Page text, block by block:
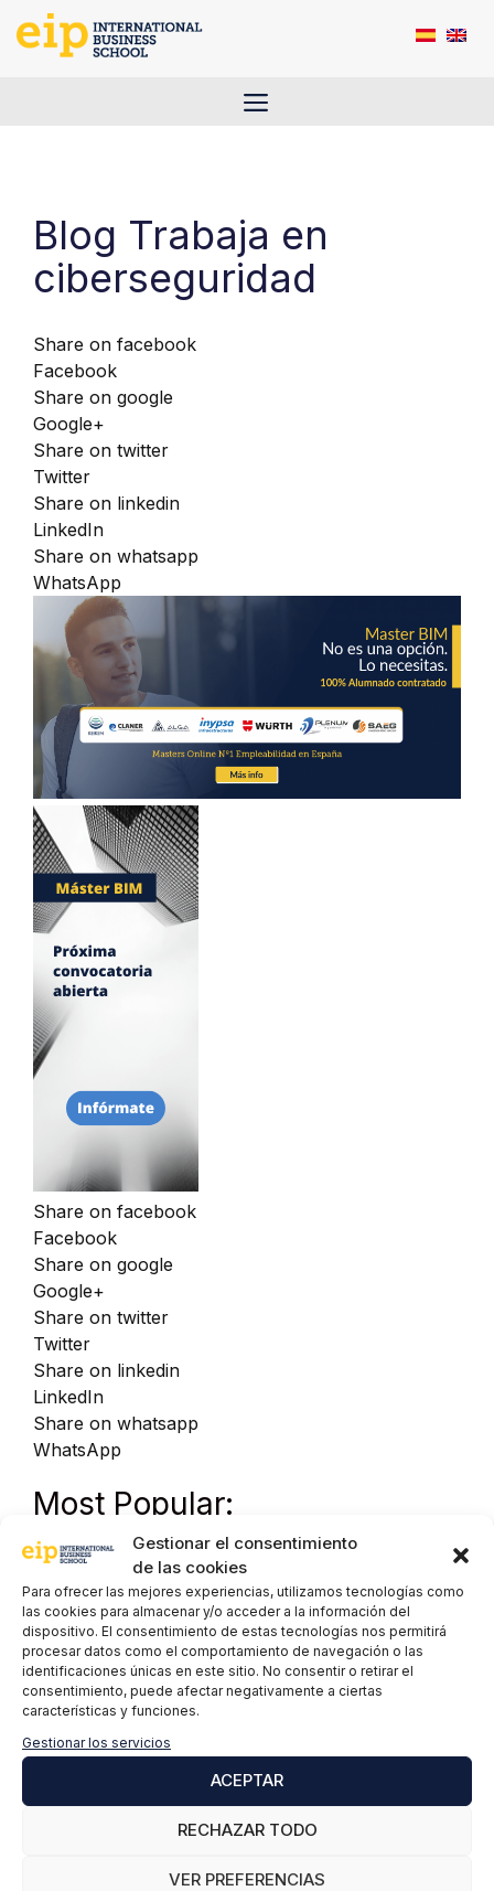
Gestionar el consentimiento
de las cookies
Para ofrecer las mejores experiencias, utilizamos tecnologías como
las cookies para almacenar y/o acceder a la información del
dispositivo. El consentimiento de estas tecnologías nos permitirá
procesar datos como el comportamiento de navegación o las
identificaciones únicas en este sitio. No consentir o retirar el
consentimiento, puede afectar negativamente a ciertas
características y funciones.
Gestionar los servicios
ACEPTAR
RECHAZAR TODO
VER PREFERENCIAS
Saltar
Menú
Blog Trabaja en
ciberseguridad
Share on facebook
Facebook
Share on google
Google+
Share on twitter
Twitter
Share on linkedin
LinkedIn
Share on whatsapp
WhatsApp
Share on facebook
Facebook
Share on google
Google+
Share on twitter
Twitter
Share on linkedin
LinkedIn
Share on whatsapp
WhatsApp
Most Popular:
Miembros de